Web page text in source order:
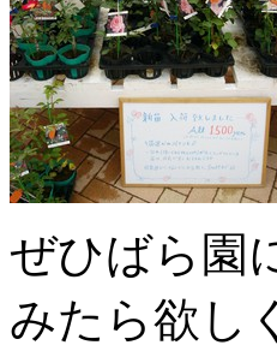
ぜひばら園
みたら欲し